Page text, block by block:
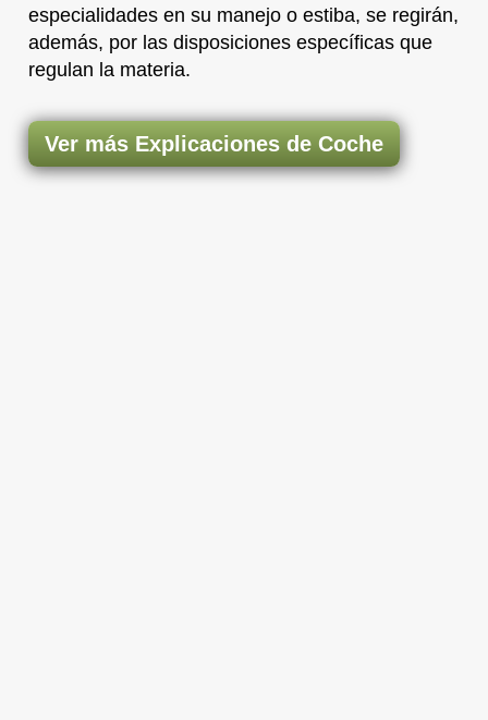
especialidades en su manejo o estiba, se regirán,
además, por las disposiciones específicas que
regulan la materia.
Ver más Explicaciones de Coche